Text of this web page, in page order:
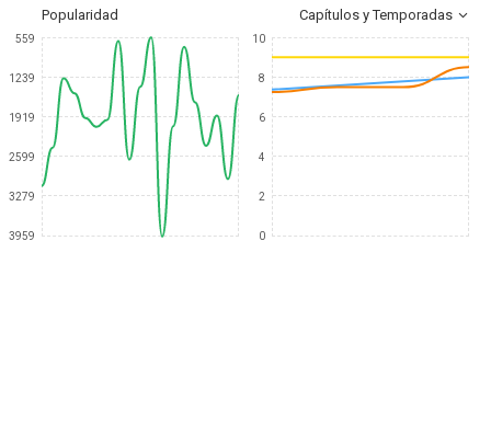
Popularidad Capítulos y Temporadas
559
1239
1919
2599
3279
3959
10
8
6
4
2
0